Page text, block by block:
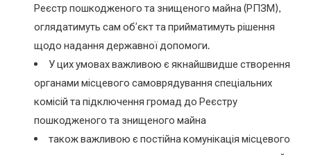
Реєстр пошкодженого та знищеного майна (РПЗМ),
оглядатимуть сам об’єкт та прийматимуть рішення
щодо надання державної допомоги.
У цих умовах важливою є якнайшвидше створення
органами місцевого самоврядування спеціальних
комісій та підключення громад до Реєстру
пошкодженого та знищеного майна
також важливою є постійна комунікація місцевого